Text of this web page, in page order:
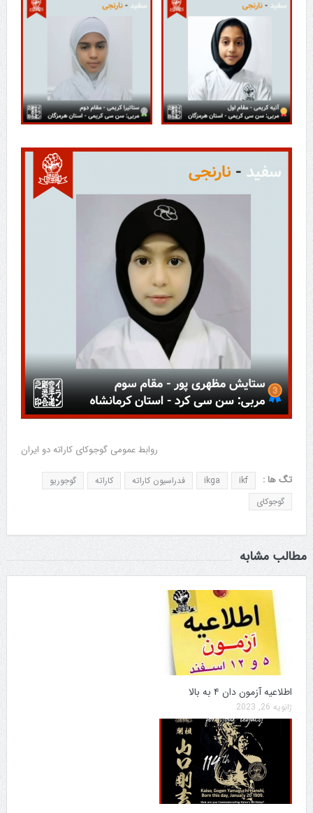
روابط عمومی گوجوکای کاراته دو ایران
تگ ها : ikf
ikga فدراسیون کاراته کاراته
گوجوریو
گوجوکای
مطالب مشابه
اطلاعیه آزمون دان ۴ به بالا
ژانویه 26, 2023